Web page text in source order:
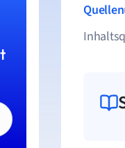
Quellen